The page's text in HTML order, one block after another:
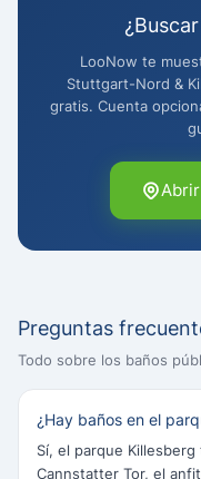
LooNow te
Stuttgart-Nord &
gratis. Cuenta
Preguntas
Todo sobre los baños
¿Hay baños en el
Sí, el parque
Cannstatter Tor, el